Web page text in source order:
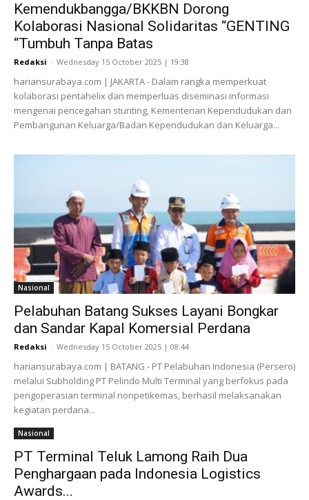
Kemendukbangga/BKKBN Dorong
Kolaborasi Nasional Solidaritas “GENTING
“Tumbuh Tanpa Batas
Redaksi - Wednesday 15 October 2025 | 19:38
hariansurabaya.com | JAKARTA - Dalam rangka memperkuat
kolaborasi pentahelix dan memperluas diseminasi informasi
mengenai pencegahan stunting, Kementerian Kependudukan dan
Pembangunan Keluarga/Badan Kependudukan dan Keluarga...
Nasional
Pelabuhan Batang Sukses Layani Bongkar
dan Sandar Kapal Komersial Perdana
Redaksi - Wednesday 15 October 2025 | 08:44
hariansurabaya.com | BATANG - PT Pelabuhan Indonesia (Persero)
melalui Subholding PT Pelindo Multi Terminal yang berfokus pada
pengoperasian terminal nonpetikemas, berhasil melaksanakan
kegiatan perdana...
Nasional
PT Terminal Teluk Lamong Raih Dua
Penghargaan pada Indonesia Logistics
Awards...